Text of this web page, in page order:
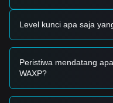
Sinyal Trading
Berdasarkan struktur
analis memberikan
Zona Potensial untuk
dan menunjukkan
dapat menjadi peluang
signifikan, hal tersebut
Level kunci apa saja
Peristiwa mendatang
WAXP?